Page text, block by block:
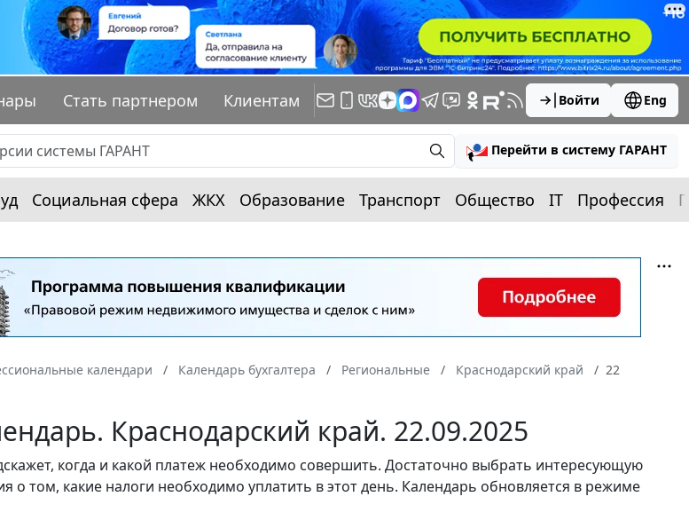
Стать партнером Клиентам Войти Eng
Перейти в систему ГАРАНТ
Социальная сфера ЖКХ Образование Транспорт Общество IT Профессия
календари Календарь бухгалтера Региональные Краснодарский край
22
Краснодарский край. 22.09.2025
когда и какой платеж необходимо совершить. Достаточно выбрать интересующую
о том, какие налоги необходимо уплатить в этот день. Календарь обновляется в режиме